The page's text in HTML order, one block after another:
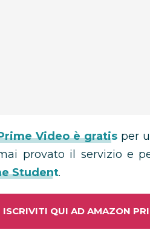
Video è gratis per
provato il servizio e
Student.
ISCRIVITI QUI AD AMAZON